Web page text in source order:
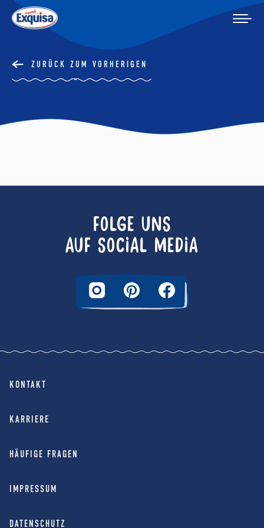
ZURÜCK ZUM VORHERIGEN
FOLGE UNS
AUF SOCIAL MEDIA
KONTAKT
KARRIERE
HÄUFIGE FRAGEN
IMPRESSUM
DATENSCHUTZ